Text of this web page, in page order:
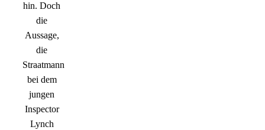
hin. Doch
die
Aussage,
die
Straatmann
bei dem
jungen
Inspector
Lynch